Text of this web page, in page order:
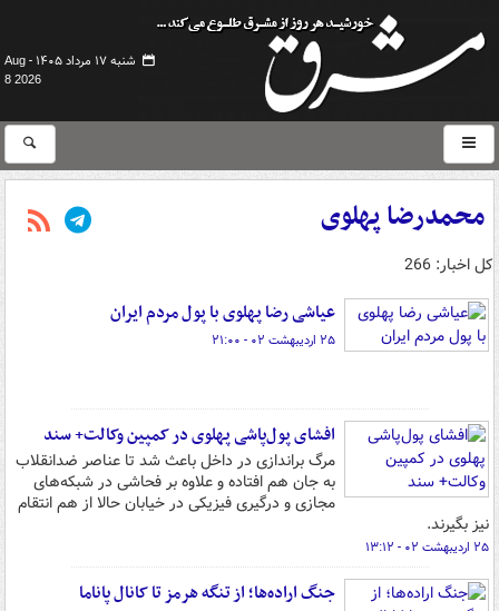
شنبه ۱۷ مرداد ۱۴۰۵ -
Aug
8 2026
محمدرضا پهلوی
کل اخبار: 266
عیاشی رضا پهلوی با پول مردم ایران
۲۵ اردیبهشت ۰۲ - ۲۱:۰۰
افشای پول‌پاشی پهلوی در کمپین وکالت+ سند
مرگ براندازی در داخل باعث شد تا عناصر ضدانقلاب
به جان هم افتاده و علاوه بر فحاشی در شبکه‌های
مجازی و درگیری فیزیکی در خیابان حالا از هم انتقام
نیز بگیرند.
۲۵ اردیبهشت ۰۲ - ۱۳:۱۲
جنگ اراده‌ها؛ از تنگه هرمز تا کانال پاناما